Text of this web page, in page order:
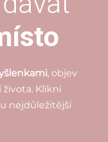
, objev
Klikni
nejdůležitější